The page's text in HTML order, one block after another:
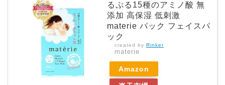
るぷる15種のアミノ酸 無
添加 高保湿 低刺激
materie パック フェイスパ
ック
created by Rinker
materie
Amazon